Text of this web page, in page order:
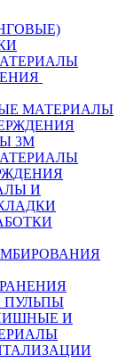
МАТЕРИАЛЫ
3М
И
ПУЛЬПЫ
И